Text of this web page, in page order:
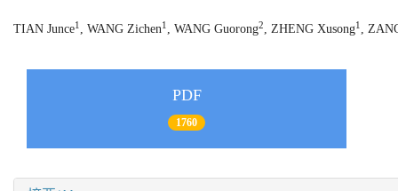
TIAN Junce1 , WANG Zichen1 , WANG Guorong2 , ZHENG Xusong1 ,
PDF
1760